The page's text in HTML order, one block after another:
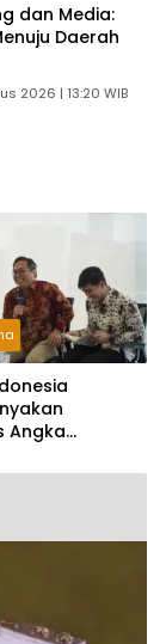
dan Media:
Daerah
2026 | 13:20 WIB
Angka
Rapuh